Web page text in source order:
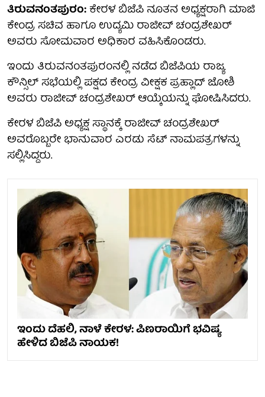
ತಿರುವನಂತಪುರಂ:ಕೇರಳ ಬಿಜೆಪಿ ನೂತನ ಅಧ್ಯಕ್ಷರಾಗಿ ಮಾಜಿ
ಕೇಂದ್ರ ಸಚಿವ ಹಾಗೂ ಉದ್ಯಮಿ ರಾಜೀವ್ ಚಂದ್ರಶೇಖರ್
ಅವರು ಸೋಮವಾರ ಅಧಿಕಾರ ವಹಿಸಿಕೊಂಡರು.
ಇಂದು ತಿರುವನಂತಪುರಂನಲ್ಲಿ ನಡೆದ ಬಿಜೆಪಿಯ ರಾಜ್ಯ
ಕೌನ್ಸಿಲ್ ಸಭೆಯಲ್ಲಿ ಪಕ್ಷದ ಕೇಂದ್ರ ವೀಕ್ಷಕ ಪ್ರಹ್ಲಾದ್ ಜೋಶಿ
ಅವರು ರಾಜೀವ್‌ ಚಂದ್ರಶೇಖರ್‌ ಆಯ್ಕೆಯನ್ನು ಘೋಷಿಸಿದರು.
ಕೇರಳ ಬಿಜೆಪಿ ಅಧ್ಯಕ್ಷ ಸ್ಥಾನಕ್ಕೆ ರಾಜೀವ್ ಚಂದ್ರಶೇಖರ್
ಅವರೊಬ್ಬರೇ ಭಾನುವಾರ ಎರಡು ಸೆಟ್‌ ನಾಮಪತ್ರಗಳನ್ನು
ಸಲ್ಲಿಸಿದ್ದರು.
ಇಂದು ದೆಹಲಿ, ನಾಳೆ ಕೇರಳ: ಪಿಣರಾಯಿಗೆ ಭವಿಷ್ಯ
ಹೇಳಿದ ಬಿಜೆಪಿ ನಾಯಕ!